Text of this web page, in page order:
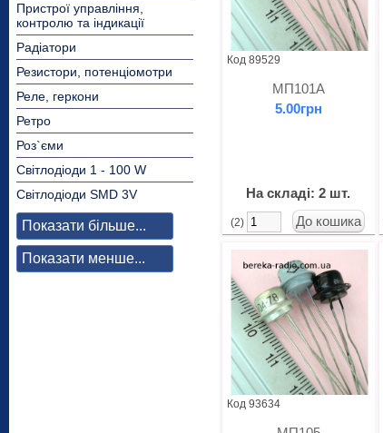
Пристрої управління,
контролю та індикації
Радіатори
Резистори, потенціомотри
Реле, геркони
Ретро
Роз`єми
Світлодіоди 1 - 100 W
Світлодіоди SMD 3V
Показати більше...
Показати менше...
Код 89529
МП101А
5.00грн
На складі: 2 шт.
(2)
Код 93634